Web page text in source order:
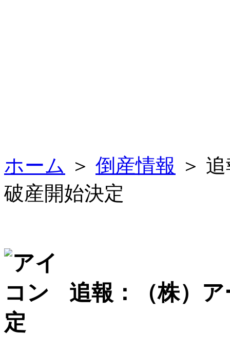
ホーム ＞ 倒産情報 ＞
破産開始決定
追報：（株）
定